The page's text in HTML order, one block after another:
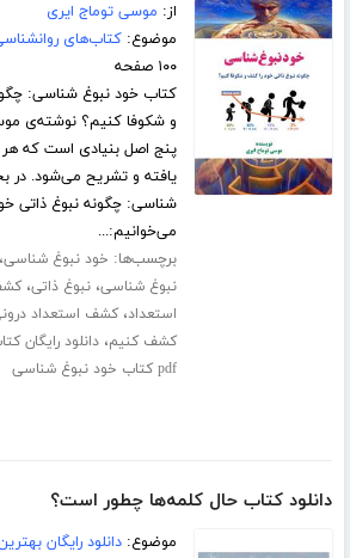
از: موسی توماج ایری
موضوع:کتاب‌های
۱۰۰ صفحه
کتاب خود نبوغ شناسی:
و شکوفا کنیم؟ نوشته‌ی
پنج اصل بنیادی است که
یافته و تشریح می‌شود. در
شناسی: چگونه نبوغ ذاتی
می‌خوانیم:...
برچسب‌ها: خود نبوغ شناسی
نبوغ شناسی،نبوغ ذاتی،
استعداد،کشف استعداد
کشف کنیم،دانلود رایگان
pdf کتاب خود نبوغ شناسی
دانلود کتاب حال کلمه‌ها چطور است؟
موضوع:دانلود رایگان